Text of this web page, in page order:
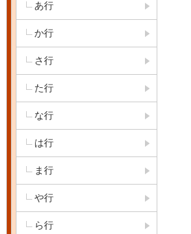
あ行
か行
さ行
た行
な行
は行
ま行
や行
ら行